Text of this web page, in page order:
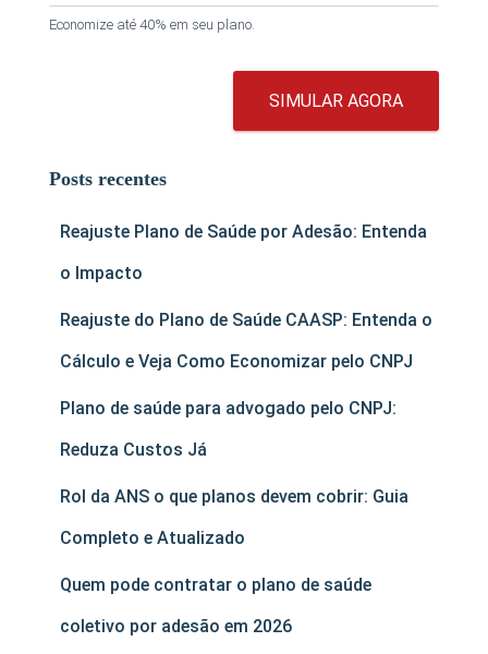
Economize até 40% em seu plano.
SIMULAR AGORA
Posts recentes
Reajuste Plano de Saúde por Adesão: Entenda
o Impacto
Reajuste do Plano de Saúde CAASP: Entenda o
Cálculo e Veja Como Economizar pelo CNPJ
Plano de saúde para advogado pelo CNPJ:
Reduza Custos Já
Rol da ANS o que planos devem cobrir: Guia
Completo e Atualizado
Quem pode contratar o plano de saúde
coletivo por adesão em 2026